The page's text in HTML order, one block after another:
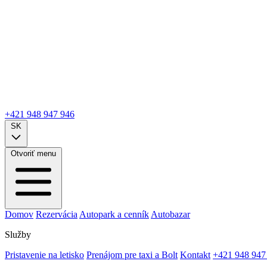
+421 948 947 946
SK
Otvoriť menu
Domov Rezervácia Autopark a cenník Autobazar
Služby
Pristavenie na letisko Prenájom pre taxi a Bolt Kontakt +421 948